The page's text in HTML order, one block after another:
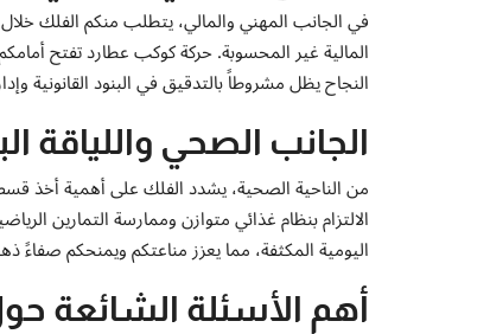
في الجانب المهني والمالي، يتطلب منكم الفلك
المالية غير المحسوبة. حركة كوكب عطارد تفتح
النجاح يظل مشروطاً بالتدقيق في البنود القانونية
الجانب الصحي واللياقة
من الناحية الصحية، يشدد الفلك على أهمية أخذ قسط
الالتزام بنظام غذائي متوازن وممارسة التمارين
اليومية المكثفة، مما يعزز مناعتكم ويمنحكم صفاءً
أهم الأسئلة الشائعة